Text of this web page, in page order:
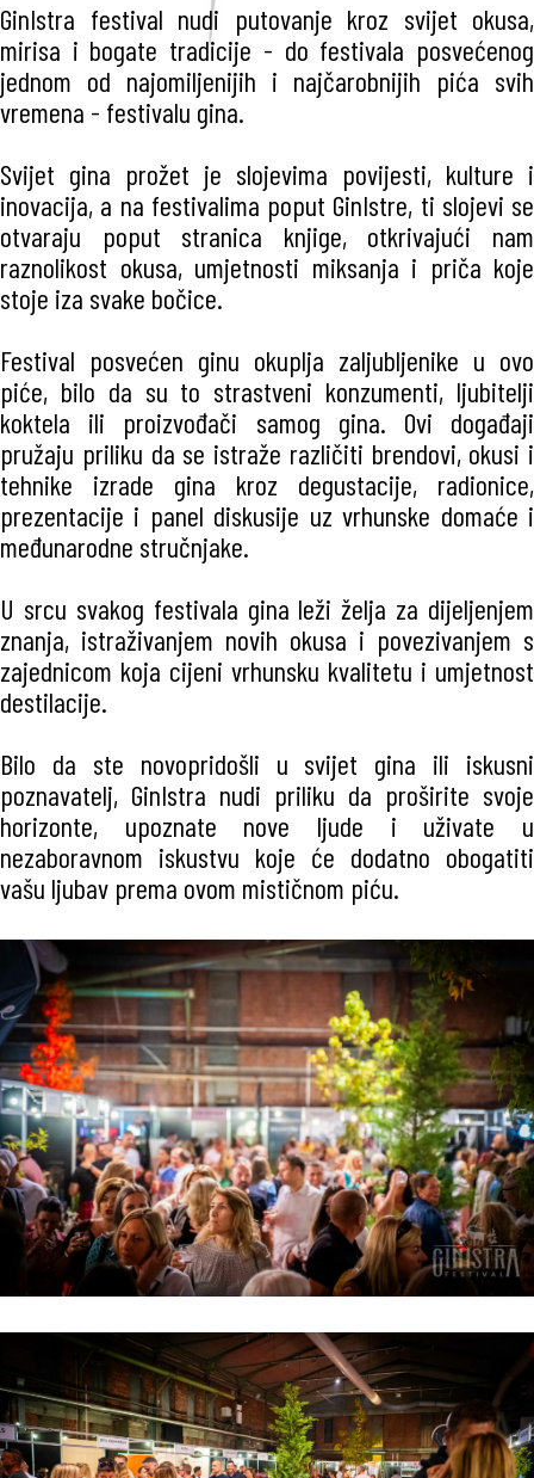
GinIstra festival nudi putovanje kroz svijet okusa,
mirisa i bogate tradicije - do festivala posvećenog
jednom od najomiljenijih i najčarobnijih pića svih
vremena - festivalu gina.
Svijet gina prožet je slojevima povijesti, kulture i
inovacija, a na festivalima poput GinIstre, ti slojevi se
otvaraju poput stranica knjige, otkrivajući nam
raznolikost okusa, umjetnosti miksanja i priča koje
stoje iza svake bočice.
Festival posvećen ginu okuplja zaljubljenike u ovo
piće, bilo da su to strastveni konzumenti, ljubitelji
koktela ili proizvođači samog gina. Ovi događaji
pružaju priliku da se istraže različiti brendovi, okusi i
tehnike izrade gina kroz degustacije, radionice,
prezentacije i panel diskusije uz vrhunske domaće i
međunarodne stručnjake.
U srcu svakog festivala gina leži želja za dijeljenjem
znanja, istraživanjem novih okusa i povezivanjem s
zajednicom koja cijeni vrhunsku kvalitetu i umjetnost
destilacije.
Bilo da ste novopridošli u svijet gina ili iskusni
poznavatelj, GinIstra nudi priliku da proširite svoje
horizonte, upoznate nove ljude i uživate u
nezaboravnom iskustvu koje će dodatno obogatiti
vašu ljubav prema ovom mističnom piću.